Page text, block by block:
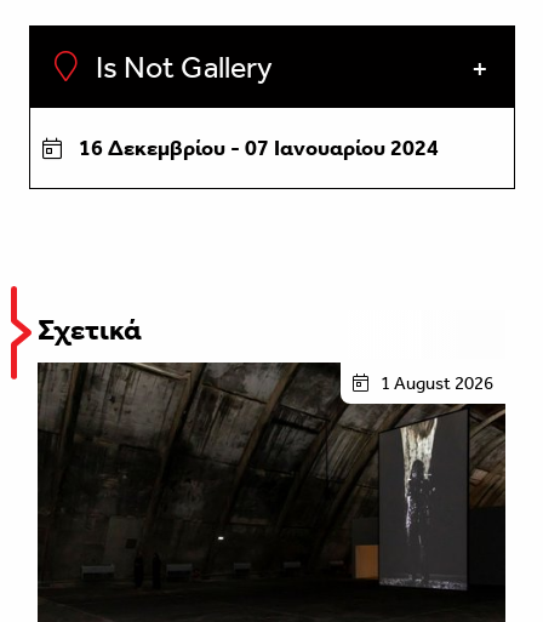
Is Not Gallery
16 Δεκεμβρίου - 07 Ιανουαρίου 2024
Σχετικά
1 August 2026